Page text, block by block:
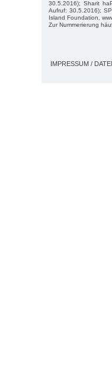
30.5.2016); Sharit
Aufruf: 30.5.2016);
Island Foundation,
Zur Nummerierung
IMPRESSUM /